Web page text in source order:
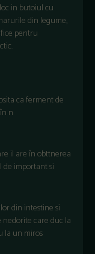
in butoiul cu
din legume,
pentru
ca ferment de
n
il are în obttnerea
de important si
din intestine si
care duc la
la un miros